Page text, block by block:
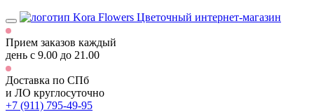
Цветочный интернет-магазин
Прием заказов каждый
день с 9.00 до 21.00
Доставка по СПб
и ЛО круглосуточно
+7 (911) 795-49-95